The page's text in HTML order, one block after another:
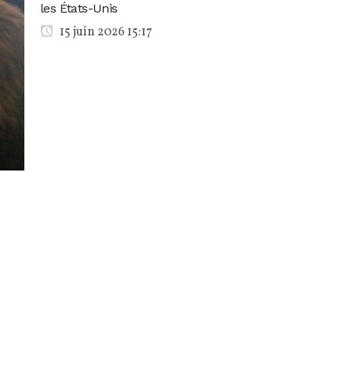
les États-Unis
15 juin 2026 15:17